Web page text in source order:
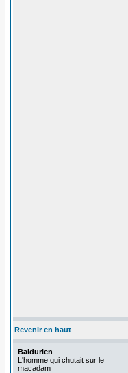
Revenir en haut
Baldurien
L'homme qui chutait sur le
macadam